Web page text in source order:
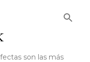
son las más